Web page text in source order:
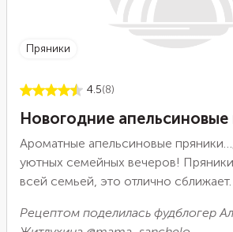
пряники
4.5(8)
Новогодние апельсиновые
Ароматные апельсиновые
уютных семейных вечеров!
всей семьей, это отлично сближает.
Рецептом поделилась фудблогер